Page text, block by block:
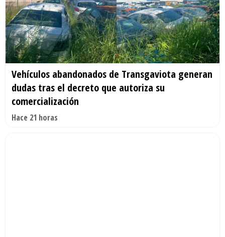
Vehículos abandonados de Transgaviota generan
dudas tras el decreto que autoriza su
comercialización
Hace 21 horas